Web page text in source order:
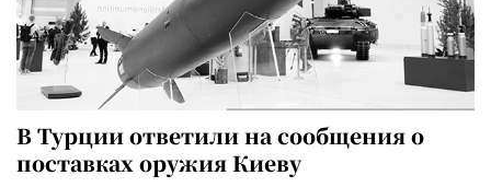
В Турции ответили на сообщения о
поставках оружия Киеву